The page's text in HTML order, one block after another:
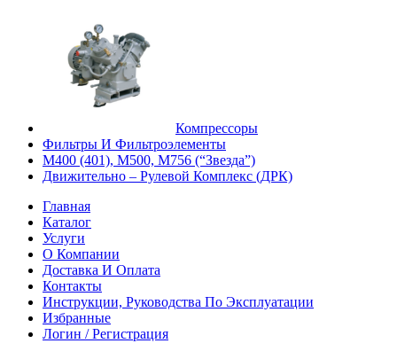
Компрессоры
Фильтры И Фильтроэлементы
М400 (401), М500, М756 (“Звезда”)
Движительно – Рулевой Комплекс (ДРК)
Главная
Каталог
Услуги
О Компании
Доставка И Оплата
Контакты
Инструкции, Руководства По Эксплуатации
Избранные
Логин / Регистрация